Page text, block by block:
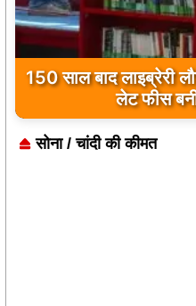
150 साल बाद लाइब्रेरी
लेट फीस
सोना / चांदी की कीमत